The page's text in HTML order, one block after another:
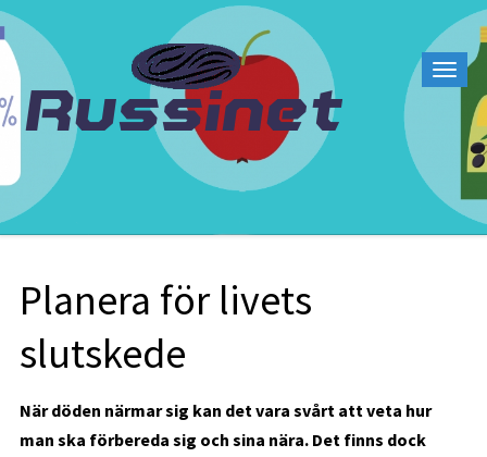
Planera för livets
slutskede
När döden närmar sig kan det vara svårt att veta hur
man ska förbereda sig och sina nära. Det finns dock